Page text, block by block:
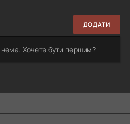
ДОДАТИ
нема. Хочете бути першим?